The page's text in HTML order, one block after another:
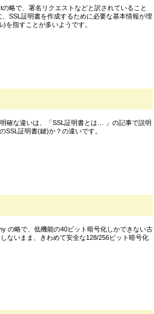
略で、署名リクエストなどと訳されていること
SSL証明書を作成するために必要な基本情報が埋
を指すことが多いようです。
確な違いは、「SSL証明書とは… 」の記事で説明
SSL証明書(鍵)か？の違いです。
の略で、低機能の40ビット暗号化しかできない古
ないまま、きわめて安全な128/256ビット暗号化